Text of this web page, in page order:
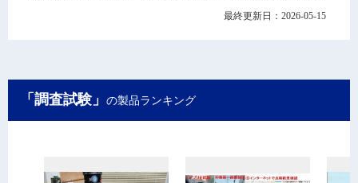
最終更新日：2026-05-15
「調査試験」 の製品ランキング